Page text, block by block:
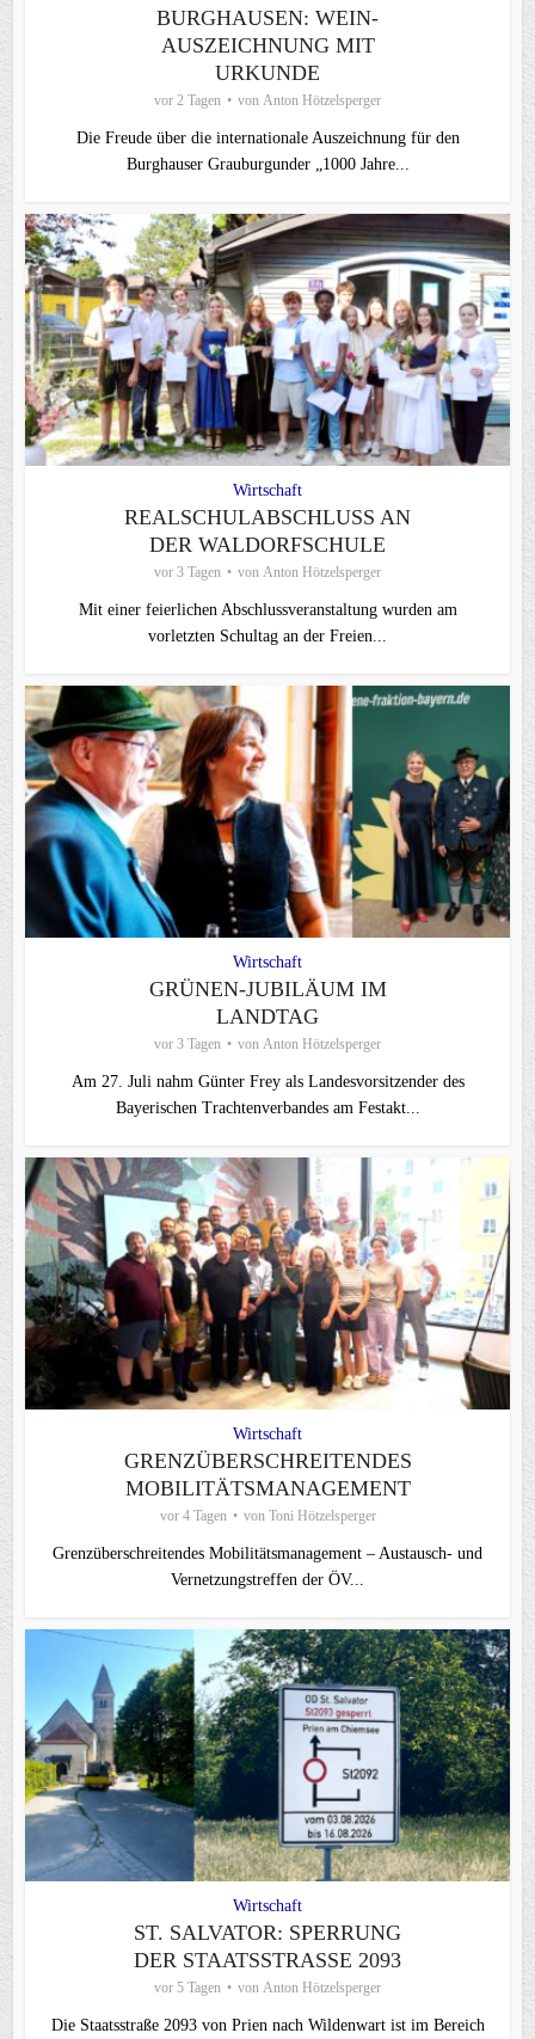
BURGHAUSEN: WEIN-
AUSZEICHNUNG MIT
URKUNDE
vor 2 Tagen von Anton Hötzelsperger
Die Freude über die internationale Auszeichnung für den
Burghauser Grauburgunder „1000 Jahre...
Wirtschaft
REALSCHULABSCHLUSS AN
DER WALDORFSCHULE
vor 3 Tagen von Anton Hötzelsperger
Mit einer feierlichen Abschlussveranstaltung wurden am
vorletzten Schultag an der Freien...
Wirtschaft
GRÜNEN-JUBILÄUM IM
LANDTAG
vor 3 Tagen von Anton Hötzelsperger
Am 27. Juli nahm Günter Frey als Landesvorsitzender des
Bayerischen Trachtenverbandes am Festakt...
Wirtschaft
GRENZÜBERSCHREITENDES
MOBILITÄTSMANAGEMENT
vor 4 Tagen von Toni Hötzelsperger
Grenzüberschreitendes Mobilitätsmanagement – Austausch- und
Vernetzungstreffen der ÖV...
Wirtschaft
ST. SALVATOR: SPERRUNG
DER STAATSSTRASSE 2093
vor 5 Tagen von Anton Hötzelsperger
Die Staatsstraße 2093 von Prien nach Wildenwart ist im Bereich